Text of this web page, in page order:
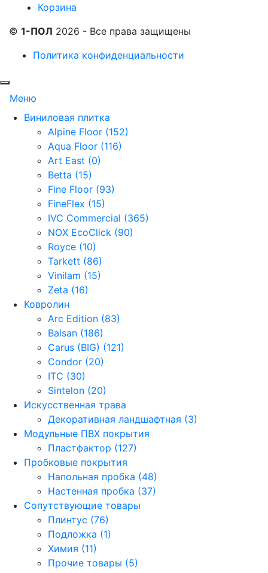
Корзина
© 1-ПОЛ 2026 - Все права защищены
Политика конфиденциальности
Меню
Виниловая плитка
Alpine Floor (152)
Aqua Floor (116)
Art East (0)
Betta (15)
Fine Floor (93)
FineFlex (15)
IVC Commercial (365)
NOX EcoClick (90)
Royce (10)
Tarkett (86)
Vinilam (15)
Zeta (16)
Ковролин
Arc Edition (83)
Balsan (186)
Carus (BIG) (121)
Condor (20)
ITC (30)
Sintelon (20)
Искусственная трава
Декоративная ландшафтная (3)
Модульные ПВХ покрытия
Пластфактор (127)
Пробковые покрытия
Напольная пробка (48)
Настенная пробка (37)
Сопутствующие товары
Плинтус (76)
Подложка (1)
Химия (11)
Прочие товары (5)